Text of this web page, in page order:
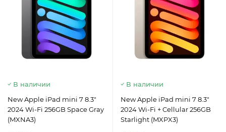
В наличии
New Apple iPad mini 7 8.3"
2024 Wi-Fi 256GB Space Gray
(MXNA3)
В наличии
New Apple iPad mini 7 8.3"
2024 Wi-Fi + Cellular 256GB
Starlight (MXPX3)